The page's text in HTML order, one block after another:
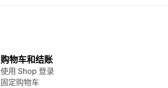
购物车和结账
使用 Shop 登录
固定购物车